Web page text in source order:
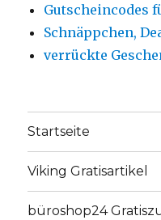
Gutscheincodes
Schnäppchen,
verrückte
Startseite
Viking Gratisartikel
büroshop24